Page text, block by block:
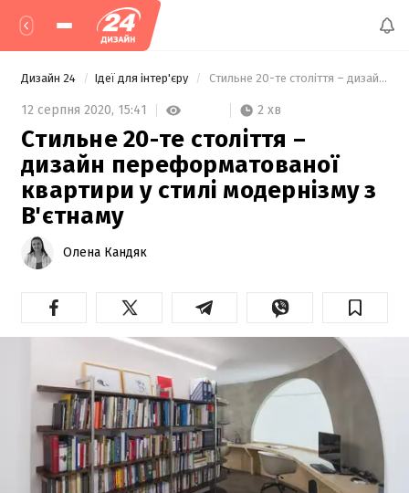
Дизайн 24 Ідеї для інтер'єру Стильне 20-те століття – дизайн переформатованої квартири у стилі модернізму з В'єтнаму
12 серпня 2020, 15:41 2 хв
Стильне 20-те століття –
дизайн переформатованої
квартири у стилі модернізму з
В'єтнаму
Олена Кандяк